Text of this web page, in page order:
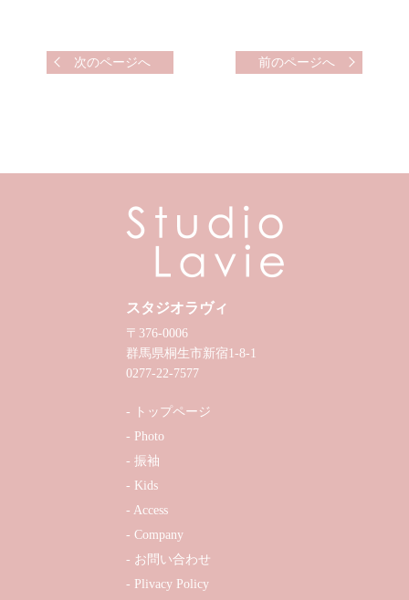
次のページへ 前のページへ
スタジオラヴィ
〒376-0006
群馬県桐生市新宿1-8-1
0277-22-7577
トップページ
Photo
振袖
Kids
Access
Company
お問い合わせ
Plivacy Policy